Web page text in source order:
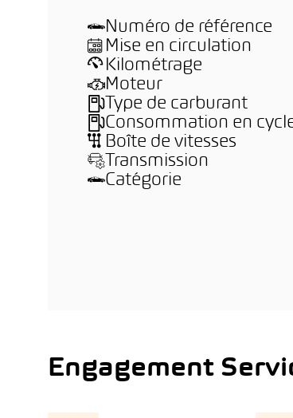
Numéro de référence
Mise en circulation
Kilométrage
Moteur
Type de carburant
Consommation en
Boîte de vitesses
Transmission
Catégorie
Engagement